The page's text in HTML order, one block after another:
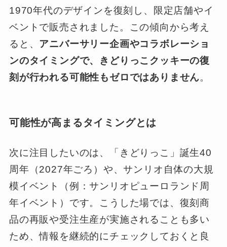
1970年代のデザインを復刻し、限定店舗やイ
ベントで販売されました。この傾向から考え
ると、 アニバーサリー企画やコラボレーショ
ンのタイミングで、きどりっこクッキーの復
刻が行われる可能性もゼロではありません。
可能性が高まるタイミングとは
次に注目したいのは、「きどりっこ」誕生40
周年（2027年ごろ）や、サンリオ自体の大規
模イベント（例：サンリオピューロランド周
年イベント）です。こうした場では、復刻商
品の再販や受注生産が実施されることも多い
ため、情報を継続的にチェックしておくと良